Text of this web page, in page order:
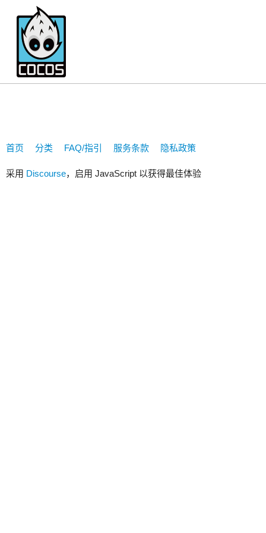
geneyy
首页 分类 FAQ/指引 服务条款 隐私政策
采用 Discourse，启用 JavaScript 以获得最佳体验